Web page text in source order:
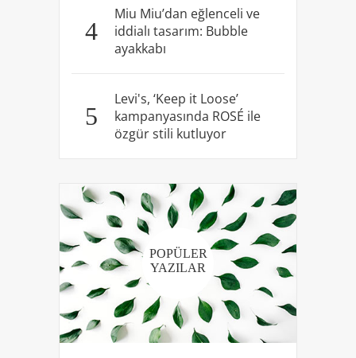
4
Miu Miu’dan eğlenceli ve
iddialı tasarım: Bubble
ayakkabı
5
Levi's, ‘Keep it Loose’
kampanyasında ROSÉ ile
özgür stili kutluyor
POPÜLER
YAZILAR